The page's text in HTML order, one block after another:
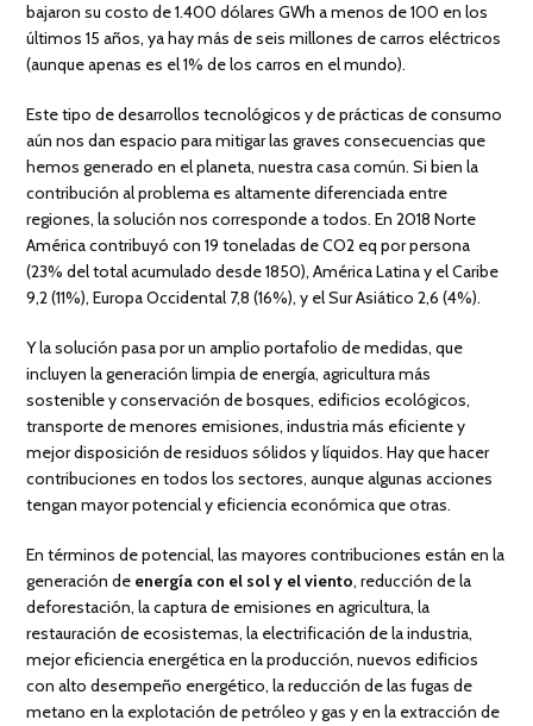
bajaron su costo de 1.400 dólares GWh a menos de 100 en los
últimos 15 años, ya hay más de seis millones de carros eléctricos
(aunque apenas es el 1% de los carros en el mundo).
Este tipo de desarrollos tecnológicos y de prácticas de consumo
aún nos dan espacio para mitigar las graves consecuencias que
hemos generado en el planeta, nuestra casa común. Si bien la
contribución al problema es altamente diferenciada entre
regiones, la solución nos corresponde a todos. En 2018 Norte
América contribuyó con 19 toneladas de CO2 eq por persona
(23% del total acumulado desde 1850), América Latina y el Caribe
9,2 (11%), Europa Occidental 7,8 (16%), y el Sur Asiático 2,6 (4%).
Y la solución pasa por un amplio portafolio de medidas, que
incluyen la generación limpia de energía, agricultura más
sostenible y conservación de bosques, edificios ecológicos,
transporte de menores emisiones, industria más eficiente y
mejor disposición de residuos sólidos y líquidos. Hay que hacer
contribuciones en todos los sectores, aunque algunas acciones
tengan mayor potencial y eficiencia económica que otras.
En términos de potencial, las mayores contribuciones están en la
generación de energía con el sol y el viento, reducción de la
deforestación, la captura de emisiones en agricultura, la
restauración de ecosistemas, la electrificación de la industria,
mejor eficiencia energética en la producción, nuevos edificios
con alto desempeño energético, la reducción de las fugas de
metano en la explotación de petróleo y gas y en la extracción de